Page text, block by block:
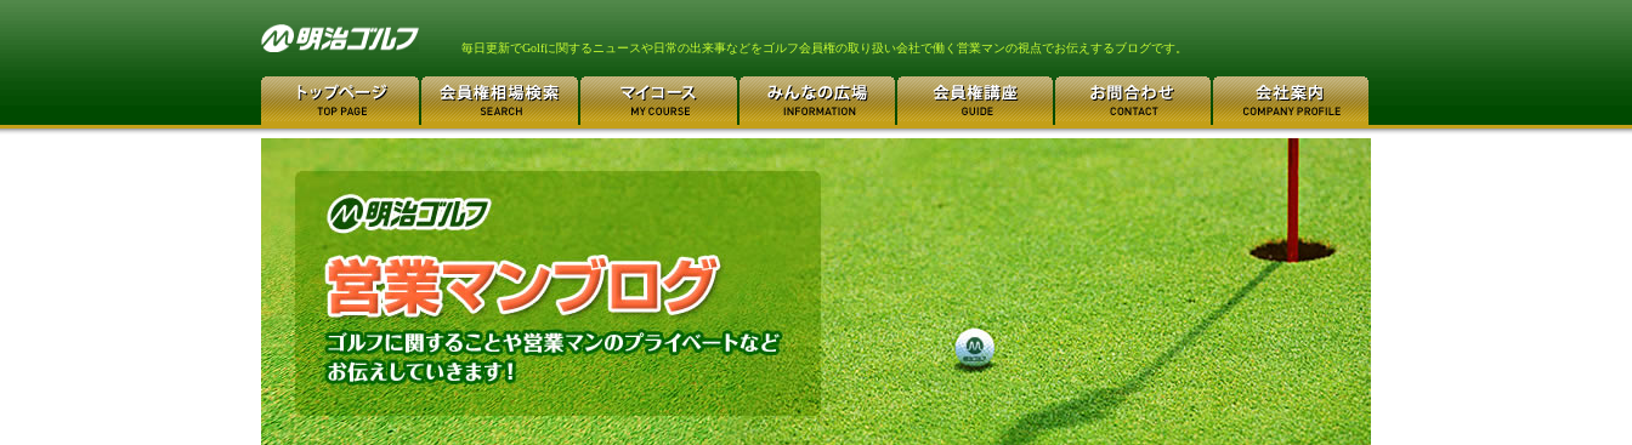
毎日更新でGolfに関するニュースや日常の出来事などをゴルフ会員権の取り扱い会社で働く営業マンの視点でお伝えするブログです。